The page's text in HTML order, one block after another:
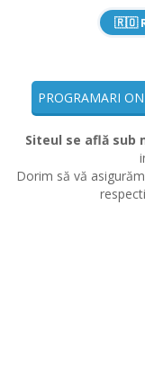
🇷🇴
PROGRAMARI
Siteul se află sub
Dorim să vă